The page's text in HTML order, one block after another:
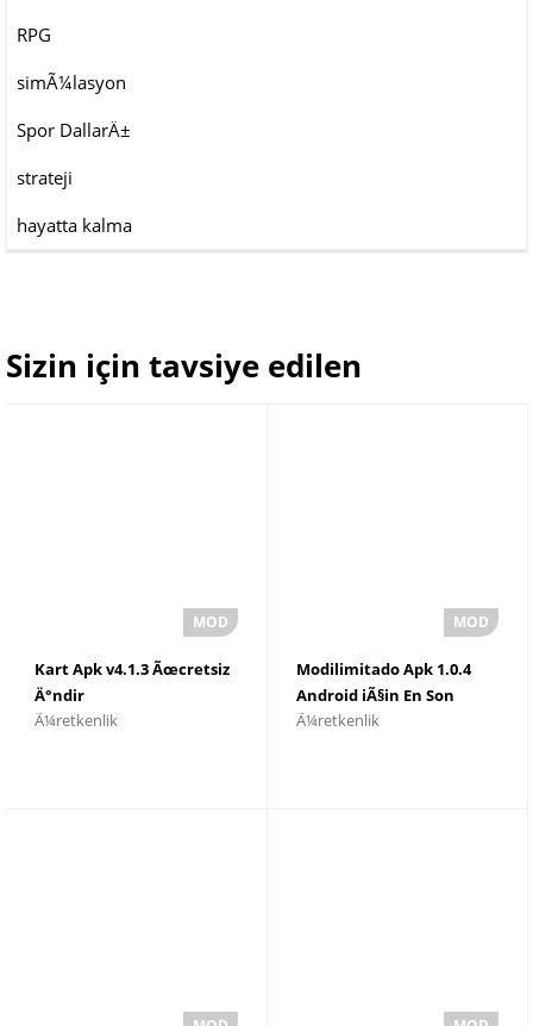
RPG
simÃ¼lasyon
Spor DallarÄ±
strateji
hayatta kalma
Sizin için tavsiye edilen
Kart Apk v4.1.3 Ãœcretsiz
Ä°ndir
Ã¼retkenlik
Modilimitado Apk 1.0.4
Android iÃ§in En Son
SÃ¼rÃ¼mÃ¼ Ä°ndirin
Ã¼retkenlik